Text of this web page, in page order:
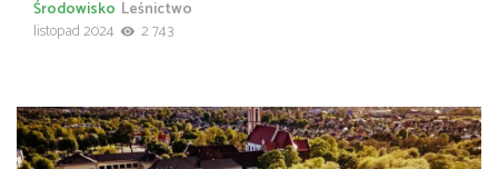
Leśnictwo
Środowisko
listopad 2024
2 743